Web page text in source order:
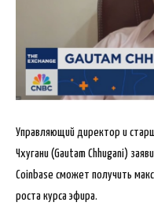
Управляющий директор и
Чхугани (Gautam Chhugani)
Coinbase сможет получить
роста курса эфира.